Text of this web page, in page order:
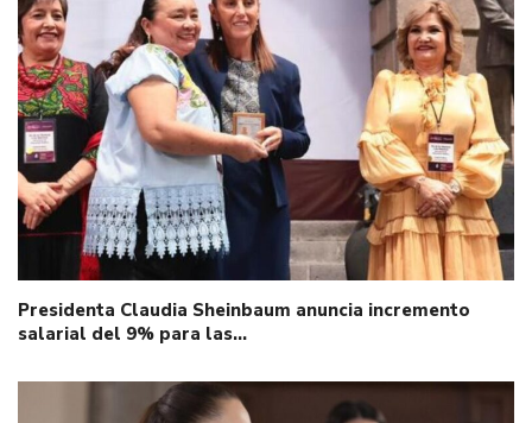
Presidenta Claudia Sheinbaum anuncia incremento
salarial del 9% para las…